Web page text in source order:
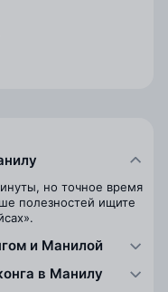
но точное время
полезностей ищите
и Манилой
в Манилу